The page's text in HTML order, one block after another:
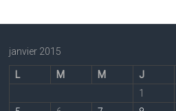
janvier 2015
L M M J
1